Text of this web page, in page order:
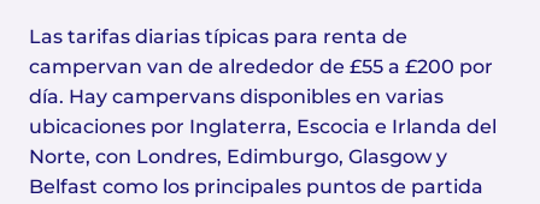
Las tarifas diarias típicas para renta de
campervan van de alrededor de £55 a £200 por
día. Hay campervans disponibles en varias
ubicaciones por Inglaterra, Escocia e Irlanda del
Norte, con Londres, Edimburgo, Glasgow y
Belfast como los principales puntos de partida